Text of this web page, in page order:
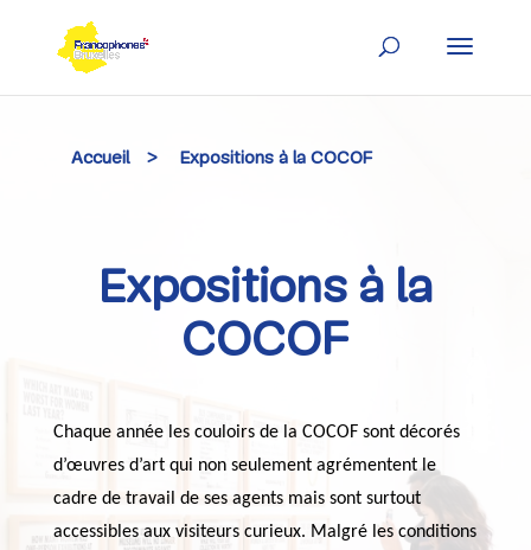
content
Accueil > Expositions à la COCOF
Expositions à la
COCOF
Chaque année les couloirs de la COCOF sont décorés
d’œuvres d’art qui non seulement agrémentent le
cadre de travail de ses agents mais sont surtout
accessibles aux visiteurs curieux. Malgré les conditions